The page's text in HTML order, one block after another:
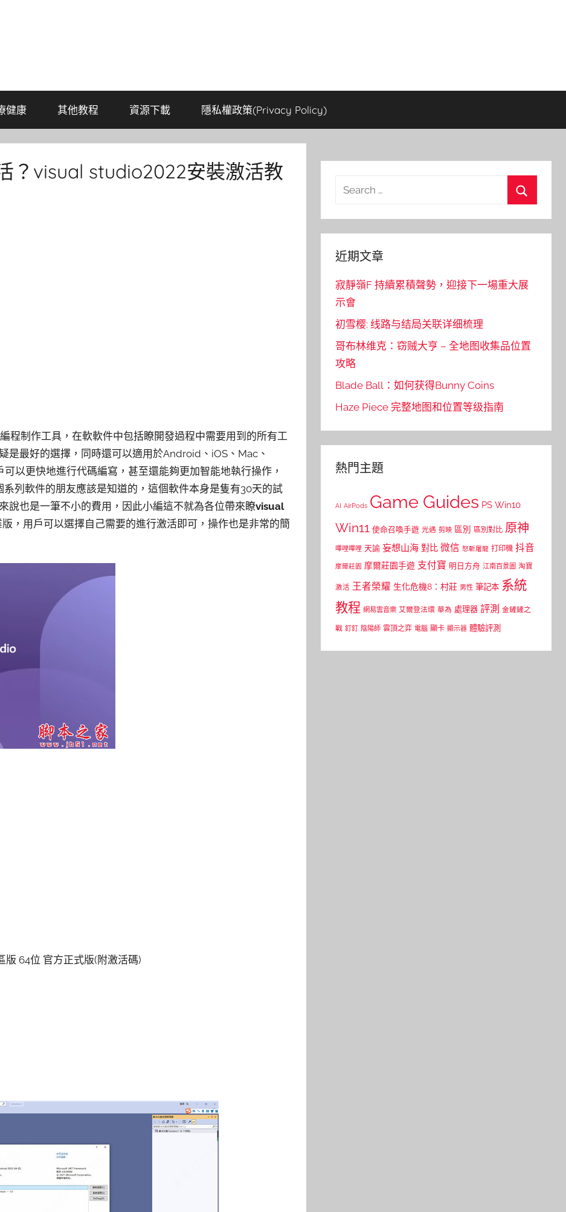
健康 其他教程 資源下載 隱私權政策(Privacy Policy)
？visual studio2022安裝激活教
程制作工具，在軟軟件中包括瞭開發過程中需要用到的所有工
是最好的選擇，同時還可以適用於Android、iOS、Mac、
以更快地進行代碼編寫，甚至還能夠更加智能地執行操作，
列軟件的朋友應該是知道的，這個軟件本身是隻有30天的試
說也是一筆不小的費用，因此小編這不就為各位帶來瞭visual
版，用戶可以選擇自己需要的進行激活即可，操作也是非常的簡
64位 官方正式版(附激活碼)
Search
近期文章
寂靜嶺F 持續累積聲勢，迎接下一場重大展
示會
初雪樱: 线路与结局关联详细梳理
哥布林维克：窃贼大亨 – 全地图收集品位置
攻略
Blade Ball：如何获得Bunny Coins
Haze Piece 完整地图和位置等级指南
熱門主題
AI AirPods Game Guides PS Win10
Win11 使命召喚手遊 光遇 剪映 區別 區別對比 原神
嗶哩嗶哩 天諭 妄想山海 對比 微信 怒斬屠龍 打印機 抖音
摩爾莊園 摩爾莊園手遊 支付寶 明日方舟 江南百景圖 淘寶
激活 王者榮耀 生化危機8：村莊 男性 筆記本 系統
教程 網易雲音樂 艾爾登法環 華為 處理器 評測 金鏟鏟之
戰 釘釘 陰陽師 雲頂之弈 電腦 顯卡 顯示器 體驗評測